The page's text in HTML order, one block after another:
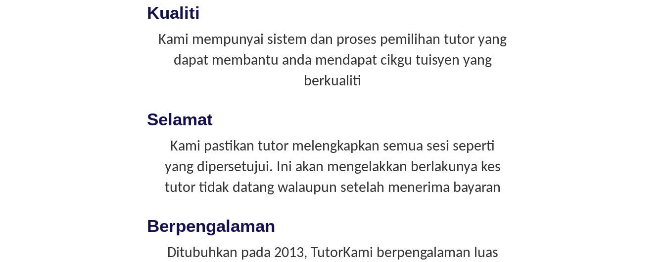
Kualiti
Kami mempunyai sistem dan proses pemilihan tutor yang
dapat membantu anda mendapat cikgu tuisyen yang
berkualiti
Selamat
Kami pastikan tutor melengkapkan semua sesi seperti
yang dipersetujui. Ini akan mengelakkan berlakunya kes
tutor tidak datang walaupun setelah menerima bayaran
Berpengalaman
Ditubuhkan pada 2013, TutorKami berpengalaman luas